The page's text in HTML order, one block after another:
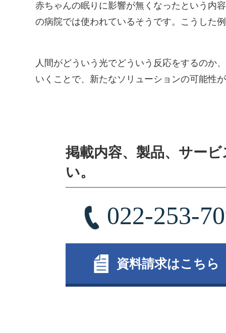
赤ちゃんの眠りに影響が無くなったという内
の病院では使われているそうです。こうした
人間がどういう光でどういう反応をするのか
いくことで、新たなソリューションの可能性
掲載内容、製品、サー
い。
022-253-
資料請求はこちら